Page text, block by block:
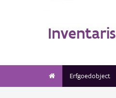
Inventaris
Erfgoedobject